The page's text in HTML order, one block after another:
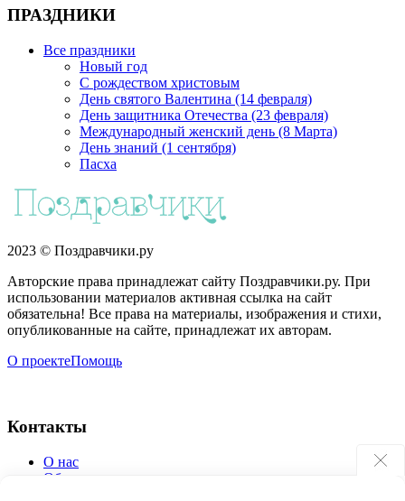
ПРАЗДНИКИ
Все праздники
Новый год
С рождеством христовым
День святого Валентина (14 февраля)
День защитника Отечества (23 февраля)
Международный женский день (8 Марта)
День знаний (1 сентября)
Пасха
2023 © Поздравчики.ру
Авторские права принадлежат сайту Поздравчики.ру. При
использовании материалов активная ссылка на сайт
обязательна! Все права на материалы, изображения и стихи,
опубликованные на сайте, принадлежат их авторам.
О проектеПомощь
Контакты
О нас
Обратная связь